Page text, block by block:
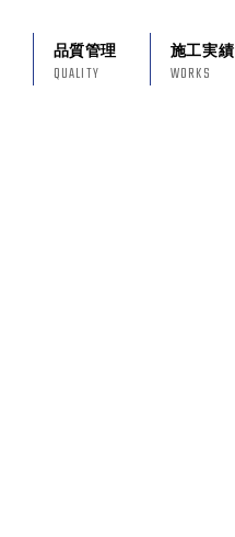
品質管理
QUALITY
施工実績
WORKS